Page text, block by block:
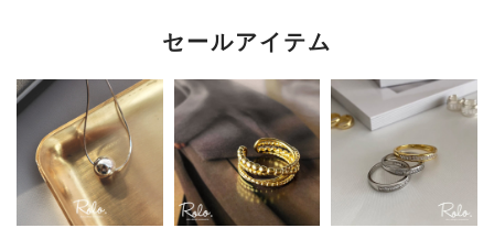
ん。 大切な方とのペアとしてお選びい
まいましたことを心よりお詫び申し上げ
ます。 状態を確認のうえ対応をご案内
いたしますので、恐れ入りますがショッ
プのお問い合わせよりご連絡いただけま
すと幸いです。
セールアイテム